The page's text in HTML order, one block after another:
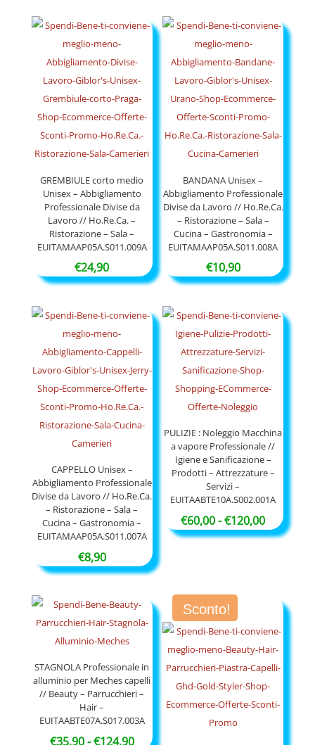
da
a
€177,00
GREMBIULE corto medio
Unisex – Abbigliamento
Professionale Divise da
Lavoro // Ho.Re.Ca. –
Ristorazione – Sala –
EUITAMAAP05A.S011.009A
€24,90
BANDANA Unisex –
Abbigliamento Professionale
Divise da Lavoro // Ho.Re.Ca.
– Ristorazione – Sala –
Cucina – Gastronomia –
EUITAMAAP05A.S011.008A
€10,90
CAPPELLO Unisex –
Abbigliamento Professionale
Divise da Lavoro // Ho.Re.Ca.
– Ristorazione – Sala –
Cucina – Gastronomia –
EUITAMAAP05A.S011.007A
€8,90
PULIZIE : Noleggio Macchina
a vapore Professionale //
Igiene e Sanificazione –
Prodotti – Attrezzature –
Servizi –
EUITAABTE10A.S002.001A
€60,00-€120,00Fascia
di
€120,00
STAGNOLA Professionale in
alluminio per Meches capelli
// Beauty – Parrucchieri –
Hair –
EUITAABTE07A.S017.003A
€35,90-€124,90Fascia
Sconto!